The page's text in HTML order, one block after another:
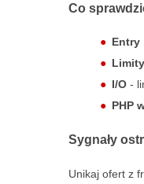
Co
Entry
I/O -
PHP
Sygnały
Unikaj ofert z